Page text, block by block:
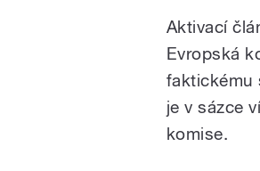
Aktivací
Evropská
faktickému
je v sázce
komise.